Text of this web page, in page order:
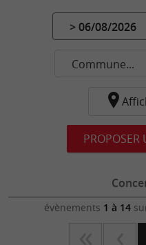
> 06/08/2026
Commune...
PROPOSER
évènements 1 à 14